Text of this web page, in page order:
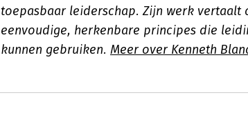
toepasbaar leiderschap. Zijn werk vertaalt
eenvoudige, herkenbare principes die
kunnen gebruiken. Meer over Kenneth